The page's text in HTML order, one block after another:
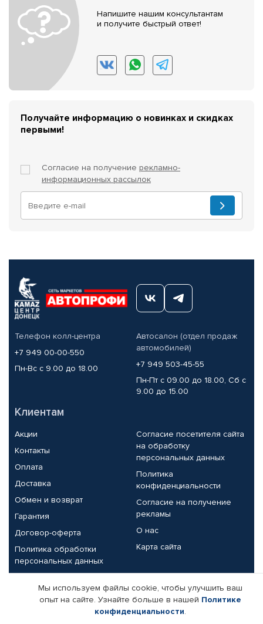
Напишите нашим консультантам
и получите быстрый ответ!
Получайте информацию о новинках и скидках
первыми!
Согласие на получение рекламно-
информационных рассылок
Телефон колл-центра
+7 949 00-00-550
Пн-Вс с 9.00 до 18.00
Автосалон (отдел продаж
автомобилей)
+7 949 503-45-55
Пн-Пт с 09.00 до 18.00, Сб с
9.00 до 15.00
Клиентам
Акции
Контакты
Оплата
Доставка
Обмен и возврат
Гарантия
Договор-оферта
Политика обработки
персональных данных
Согласие посетителя сайта
на обработку
персональных данных
Политика
конфиденциальности
Согласие на получение
рекламы
О нас
Карта сайта
Партнерам
Корпоративным клиентам
Реквизиты компании
Мы используем файлы cookie, чтобы улучшить ваш
опыт на сайте. Узнайте больше в нашей Политике
конфиденциальности.